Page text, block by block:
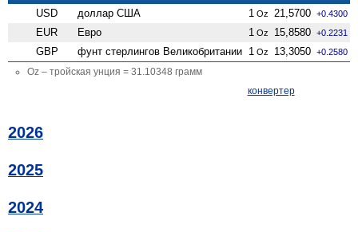
USD доллар США 1 Oz 21,5700 +0.4300
EUR Евро 1 Oz 15,8580 +0.2231
GBP фунт стерлингов Велико­британии 1 Oz 13,3050 +0.2580
Oz – тройская унция = 31.10348 грамм
конвертер
2026
2025
2024